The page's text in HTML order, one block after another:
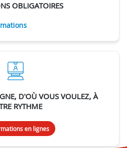
OBLIGATOIRES
D'OÙ VOUS VOULEZ, À
RYTHME
en lignes